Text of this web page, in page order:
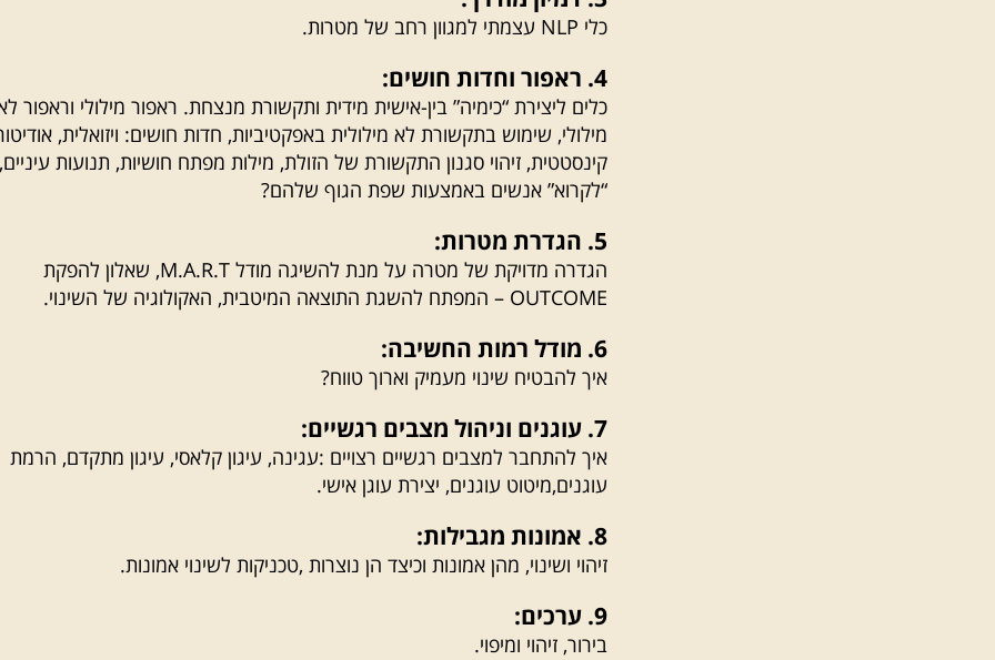
כלי NLP עצמתי למגוון רחב של מטרות.
4. ראפור וחדות חושים:
כלים ליצירת “כימיה” בין-אישית מידית ותקשורת מנצחת. ראפור מילולי וראפור
מילולי, שימוש בתקשורת לא מילולית באפקטיביות, חדות חושים: ויזואלית,
קינסטטית, זיהוי סגנון התקשורת של הזולת, מילות מפתח חושיות, תנועות
“לקרוא” אנשים באמצעות שפת הגוף שלהם?
5. הגדרת מטרות:
הגדרה מדויקת של מטרה על מנת להשיגה מודל M.A.R.T, שאלון להפקת
OUTCOME – המפתח להשגת התוצאה המיטבית, האקולוגיה של השינוי.
6. מודל רמות החשיבה:
איך להבטיח שינוי מעמיק וארוך טווח?
7. עוגנים וניהול מצבים רגשיים:
איך להתחבר למצבים רגשיים רצויים :עגינה, עיגון קלאסי, עיגון מתקדם, הרמת
עוגנים,מיטוט עוגנים, יצירת עוגן אישי.
8. אמונות מגבילות:
זיהוי ושינוי, מהן אמונות וכיצד הן נוצרות ,טכניקות לשינוי אמונות.
9. ערכים:
בירור, זיהוי ומיפוי.